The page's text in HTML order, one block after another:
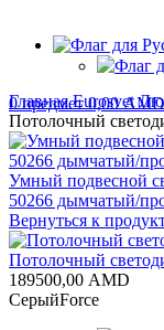
0предмет 0,00AMD
ГлавнаяEurosvet
Потолочный
Умный подвесной
50266 дымчатый/
Вернуться к
Потолочный
189500,00 AMD
СерыйForce